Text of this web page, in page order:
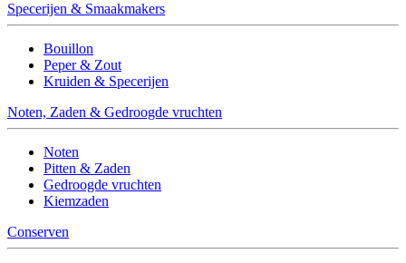
Specerijen & Smaakmakers
Bouillon
Peper & Zout
Kruiden & Specerijen
Noten, Zaden & Gedroogde vruchten
Noten
Pitten & Zaden
Gedroogde vruchten
Kiemzaden
Conserven